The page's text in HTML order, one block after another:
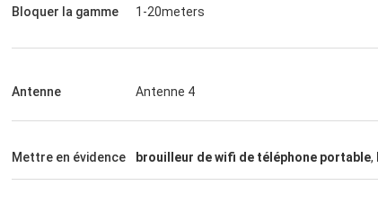
Bloquer la gamme 1-20meters
Antenne Antenne 4
Mettre en évidence brouilleur de wifi de téléphone portable,